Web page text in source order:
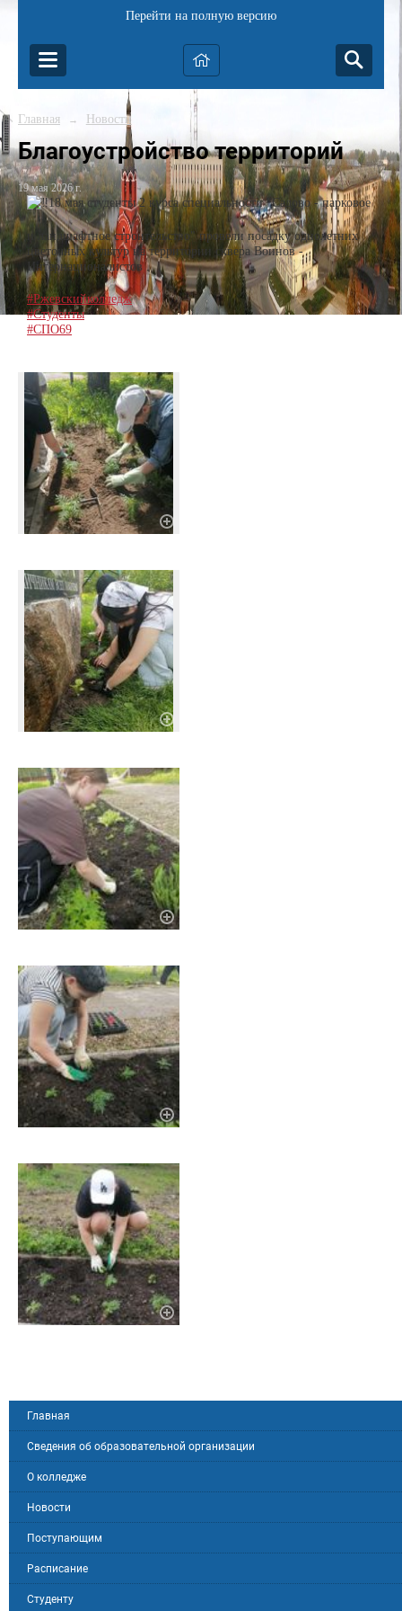
Перейти на полную версию
Главная → Новости
Благоустройство территорий
19 мая 2026 г.
18 мая студенты 2 курса специальности "Садово - парковое
и ландшафтное строительство" провели посадку однолетних
цветочных культур на территории сквера Воинов -
Интернационалистов .
#Ржевскийколледж
#Студенты
#СПО69
Главная
Сведения об образовательной организации
О колледже
Новости
Поступающим
Расписание
Студенту